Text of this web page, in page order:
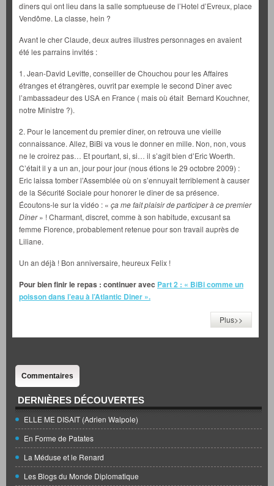
dîners qui ont lieu dans la salle somptueuse de l’Hotel d’Evreux, place
Vendôme. La classe, hein ?
Avant le cher Claude, deux autres illustres personnages en avaient
été les parrains invités :
1. Jean-David Levitte, conseiller de Chouchou pour les Affaires
étranges et étrangères, ouvrit par exemple le second Dîner avec
l’ambassadeur des USA en France ( mais où était Bernard Kouchner,
notre Ministre ?).
2. Pour le lancement du premier dîner, on retrouva une vieille
connaissance. Allez, BiBi va vous le donner en mille. Non, non, vous
ne le croirez pas… Et pourtant, si, si… il s’agit bien d’Eric Woerth.
C’était il y a un an, jour pour jour (nous étions le 29 octobre 2009) :
Eric laissa tomber l’Assemblée où on s’ennuyait terriblement à causer
de la Sécurité Sociale pour honorer le dîner de sa présence.
Écoutons-le sur la vidéo : « ça me fait plaisir de participer à ce premier
Dîner» ! Charmant, discret, comme à son habitude, excusant sa
femme Florence, probablement retenue pour son travail auprès de
Liliane.
Un an déjà ! Bon anniversaire, heureux Felix !
Pour bien finir le repas : continuer avec Part 2 : « BiBi comme un
poisson dans l’eau à l’Atlantic Diner ».
Plus>>
Commentaires
DERNIÈRES DÉCOUVERTES
ELLE ME DISAIT (Adrien Walpole)
En Forme de Patates
La Méduse et le Renard
Les Blogs du Monde Diplomatique